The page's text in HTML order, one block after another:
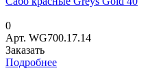
0
Арт. WG700.17.14
Заказать
Подробнее